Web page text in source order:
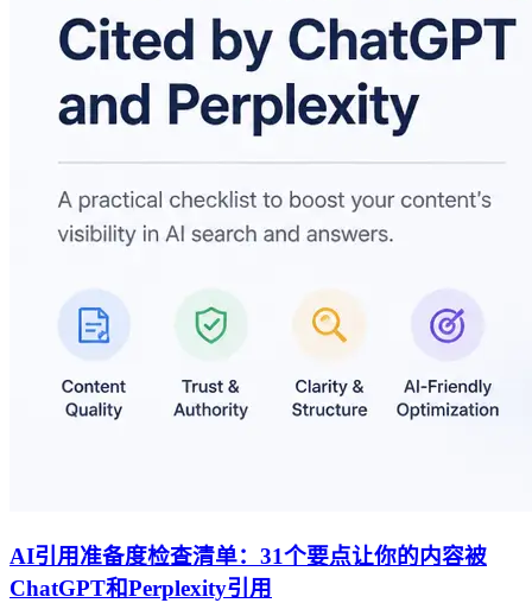
AI引用准备度检查清单：31个要点让你的内容被
ChatGPT和Perplexity引用